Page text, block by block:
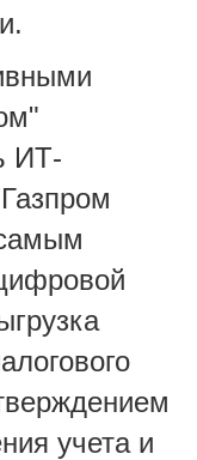
ИТ-
учета и